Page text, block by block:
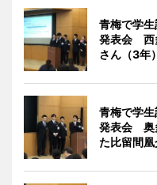
青梅で学
発表会 西
さん（3年）
青梅で学
発表会 奥
た比留間凰